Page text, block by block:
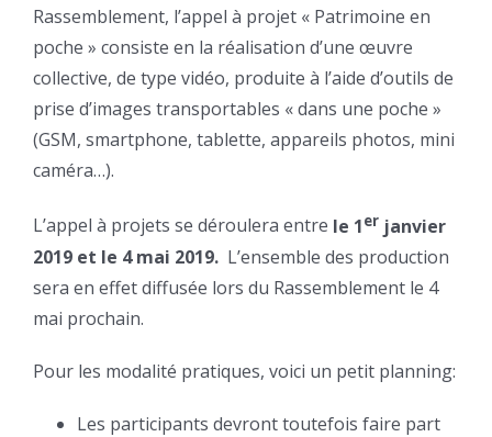
Rassemblement, l’appel à projet « Patrimoine en
poche » consiste en la réalisation d’une œuvre
collective, de type vidéo, produite à l’aide d’outils de
prise d’images transportables « dans une poche »
(GSM, smartphone, tablette, appareils photos, mini
caméra…).
L’appel à projets se déroulera entre le 1erjanvier
2019 et le 4 mai 2019.L’ensemble des production
sera en effet diffusée lors du Rassemblement le 4
mai prochain.
Pour les modalité pratiques, voici un petit planning:
Les participants devront toutefois faire part